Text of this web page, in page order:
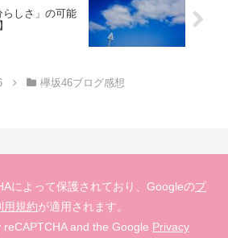
しさ」の可能
欅坂46ブログ感想
によって保護されており、Googleのプ
用規約が適用されます。
and the Google Privacy